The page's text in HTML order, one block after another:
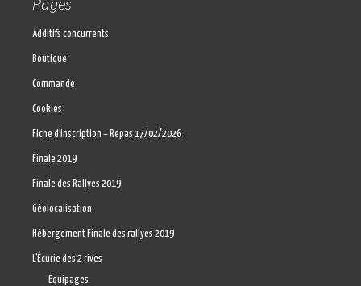
Additifs concurrents
Boutique
Commande
Cookies
Fiche d’inscription – Repas 17/02/2026
Finale 2019
Finale des Rallyes 2019
Géolocalisation
Hébergement Finale des rallyes 2019
L’Écurie des 2 rives
Equipages